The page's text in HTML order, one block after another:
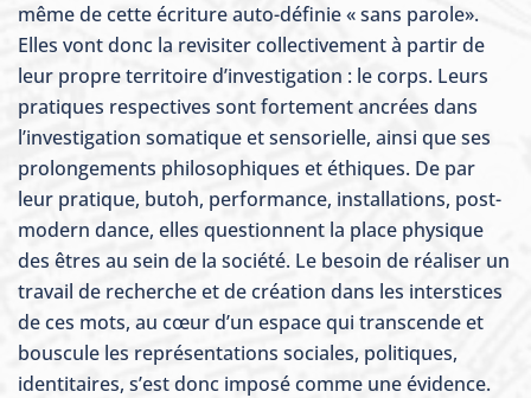
même de cette écriture auto-définie « sans parole».
Elles vont donc la revisiter collectivement à partir de
leur propre territoire d’investigation : le corps. Leurs
pratiques respectives sont fortement ancrées dans
l’investigation somatique et sensorielle, ainsi que ses
prolongements philosophiques et éthiques. De par
leur pratique, butoh, performance, installations, post-
modern dance, elles questionnent la place physique
des êtres au sein de la société. Le besoin de réaliser un
travail de recherche et de création dans les interstices
de ces mots, au cœur d’un espace qui transcende et
bouscule les représentations sociales, politiques,
identitaires, s’est donc imposé comme une évidence.